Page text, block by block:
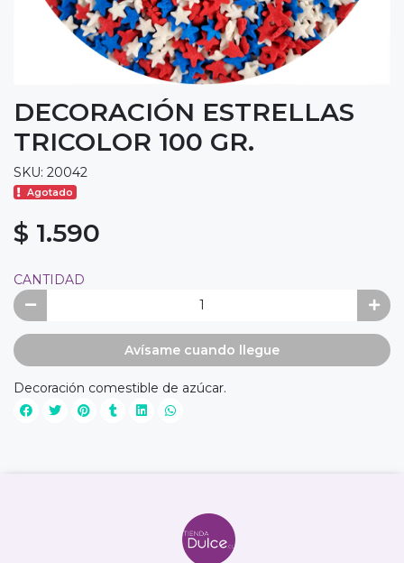
DECORACIÓN ESTRELLAS
TRICOLOR 100 GR.
SKU: 20042
Agotado
$ 1.590
CANTIDAD
Avísame cuando llegue
Decoración comestible de azúcar.